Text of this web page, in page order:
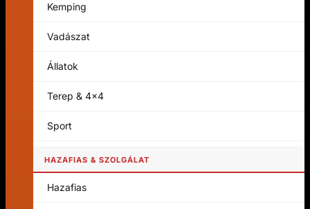
Kemping
Vadászat
Állatok
Terep & 4x4
Sport
HAZAFIAS & SZOLGÁLAT
Hazafias